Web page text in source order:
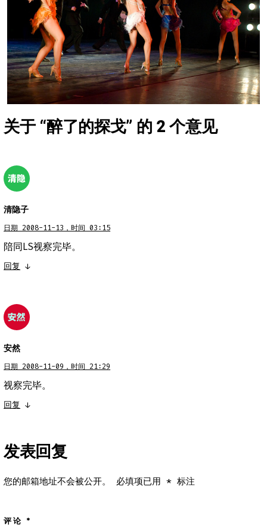
关于 “醉了的探戈” 的 2 个意见
清隐子
日期 2008-11-13，时间 03:15
陪同LS视察完毕。
回复 ↓
安然
日期 2008-11-09，时间 21:29
视察完毕。
回复 ↓
发表回复
您的邮箱地址不会被公开。 必填项已用* 标注
评论*